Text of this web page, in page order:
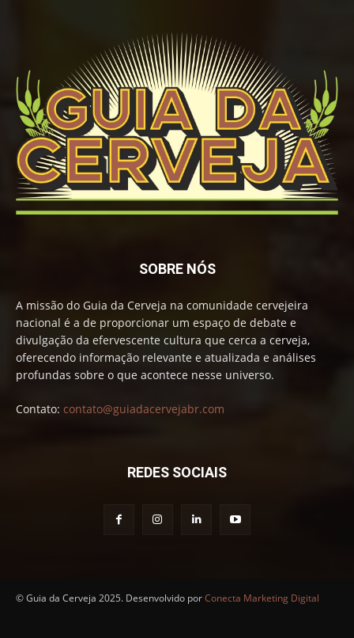
SOBRE NÓS
A missão do Guia da Cerveja na comunidade cervejeira
nacional é a de proporcionar um espaço de debate e
divulgação da efervescente cultura que cerca a cerveja,
oferecendo informação relevante e atualizada e análises
profundas sobre o que acontece nesse universo.
Contato: contato@guiadacervejabr.com
REDES SOCIAIS
© Guia da Cerveja 2025. Desenvolvido porConecta Marketing Digital